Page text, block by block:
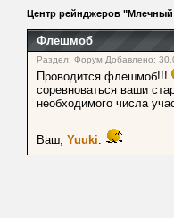
Центр рейнджеров "Млечный
Флешмоб
Раздел: Форум Добавлено:
Проводится флешмоб!!!
соревноваться ваши
необходимого числа
Ваш, Yuuki.